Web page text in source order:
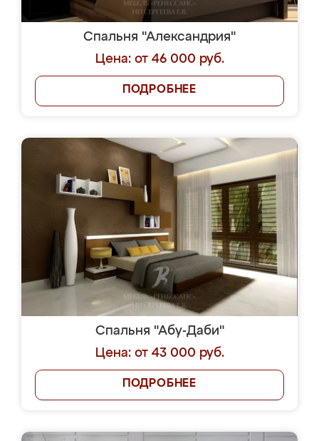
Спальня "Александрия"
Цена: от 46 000 руб.
ПОДРОБНЕЕ
Спальня "Абу-Даби"
Цена: от 43 000 руб.
ПОДРОБНЕЕ